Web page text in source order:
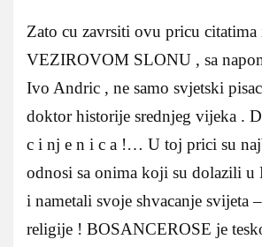
Zato cu zavrsiti ovu pricu
VEZIROVOM SLONU , sa
Ivo Andric , ne samo svjetski
doktor historije srednjeg vijeka .
c i nj e n i c a !… U toj prici su
odnosi sa onima koji su dolazili u
i nametali svoje shvacanje svijeta
religije ! BOSANCEROSE je